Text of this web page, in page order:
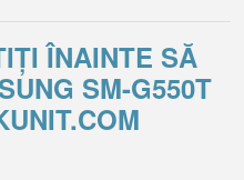
ÎNAINTE SĂ
SM-G550T